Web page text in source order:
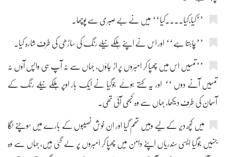
’’کیا،کیا....کیا‘‘ میں نے بے صبری سے پوچھا۔
’’چاہتا ہے‘‘ اور اس نے اپنے ہلکے نیلے رنگ کی ساڑھی کی طرف شارہ کیا۔
’’تمہیں اس میں چھپا کر امبروں پر اڑ جاؤں، جہاں سے نہ آپ ہی واپس آؤں نہ
تمہیں آنے دوں ‘‘ اور یہ کہتے ہوئے جوگیا نے ایک بار اوپر ہلکے نیلے رنگ کے
آسمان کی طرف دیکھا، جہاں سے وہ کبھی آئی تھی۔
میں کچھ دیر کے لیے وہیں تھم گیا اور ان خوش نصیبوں کے بارے میں سوچنے لگا
جنہیں جوگیا ایسی سندریاں اپنے دامن میں چھپا کر امبروں پر لے گئی ہیں، جہاں سے وہ